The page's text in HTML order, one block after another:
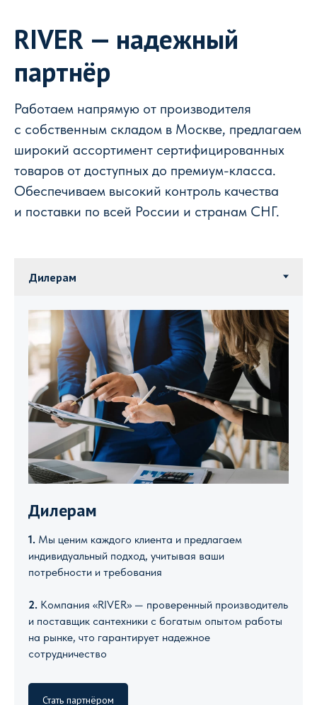
RIVER — надежный
партнёр
Работаем напрямую от производителя
с собственным складом в Москве, предлагаем
широкий ассортимент сертифицированных
товаров от доступных до премиум-класса.
Обеспечиваем высокий контроль качества
и поставки по всей России и странам СНГ.
Дилерам
1. Мы ценим каждого клиента и предлагаем
индивидуальный подход, учитывая ваши
потребности и требования
2. Компания «RIVER» — проверенный производитель
и поставщик сантехники с богатым опытом работы
на рынке, что гарантирует надежное
сотрудничество
Стать партнёром